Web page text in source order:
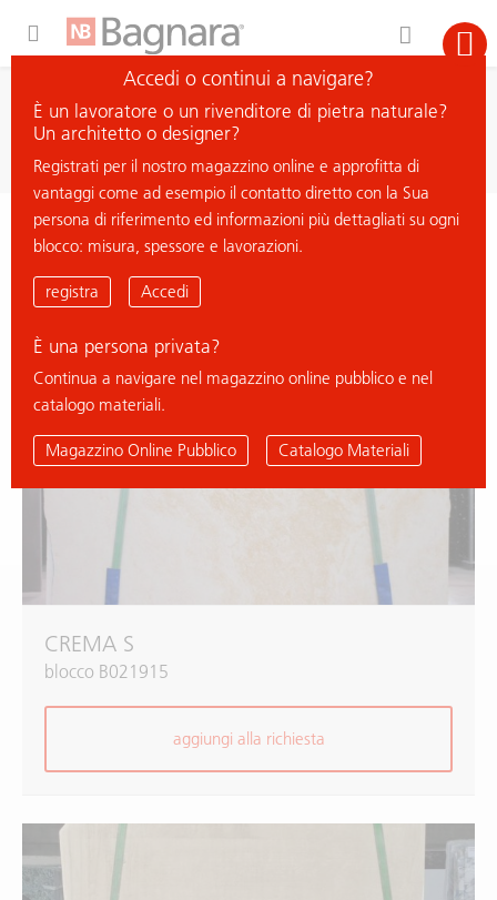
cerca materiale
< ritorna all'elenco
CREMA S
CREMA S
blocco B021915
aggiungi alla richiesta
Accedi o continui a navigare?
È un lavoratore o un rivenditore di pietra naturale?
Un architetto o designer?
Registrati per il nostro magazzino online e approfitta di
vantaggi come ad esempio il contatto diretto con la Sua
persona di riferimento ed informazioni più dettagliati su ogni
blocco: misura, spessore e lavorazioni.
registra Accedi
È una persona privata?
Continua a navigare nel magazzino online pubblico e nel
catalogo materiali.
Magazzino Online Pubblico Catalogo Materiali